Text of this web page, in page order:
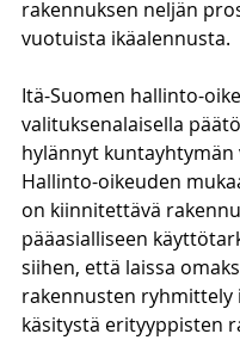
rakennuksen neljän
vuotuista ikäalennusta.
Itä-Suomen hallinto-
valituksenalaisella
hylännyt kuntayhtymän
Hallinto-oikeuden
on kiinnitettävä
pääasialliseen
siihen, että laissa
rakennusten ryhmittely
käsitystä erityyppisten